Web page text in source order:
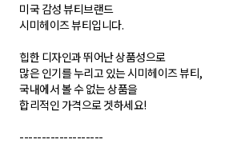
미국 감성 뷰티브랜드
시미헤이즈 뷰티입니다.
힙한 디자인과 뛰어난 상품성으로
많은 인기를 누리고 있는 시미헤이즈 뷰티,
국내에서 볼 수 없는 상품을
합리적인 가격으로 겟하세요!
-------------------